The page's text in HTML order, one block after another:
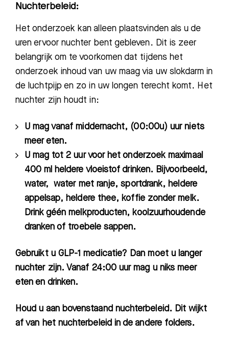
Nuchterbeleid:
Het onderzoek kan alleen plaatsvinden als u de
uren ervoor nuchter bent gebleven. Dit is zeer
belangrijk om te voorkomen dat tijdens het
onderzoek inhoud van uw maag via uw slokdarm in
de luchtpijp en zo in uw longen terecht komt. Het
nuchter zijn houdt in:
U mag vanaf middernacht, (00:00u) uur niets
meer eten.
U mag tot 2 uur voor het onderzoek maximaal
400 ml heldere vloeistof drinken. Bijvoorbeeld,
water, water met ranje, sportdrank, heldere
appelsap, heldere thee, koffie zonder melk.
Drink géén melkproducten, koolzuurhoudende
dranken of troebele sappen.
Gebruikt u GLP-1 medicatie? Dan moet u langer
nuchter zijn. Vanaf 24:00 uur mag u niks meer
eten en drinken.
Houd u aan bovenstaand nuchterbeleid. Dit wijkt
af van het nuchterbeleid in de andere folders.